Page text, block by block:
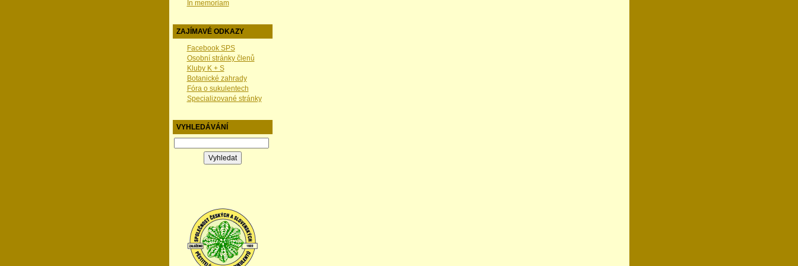
In memoriam
ZAJÍMAVÉ ODKAZY
Facebook SPS
Osobní stránky členů
Kluby K + S
Botanické zahrady
Fóra o sukulentech
Specializované stránky
VYHLEDÁVÁNÍ